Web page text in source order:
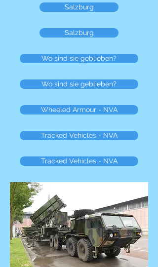
Salzburg
Salzburg
Wo sind sie geblieben?
Wo sind sie geblieben?
Wheeled Armour - NVA
Tracked Vehicles - NVA
Tracked Vehicles - NVA